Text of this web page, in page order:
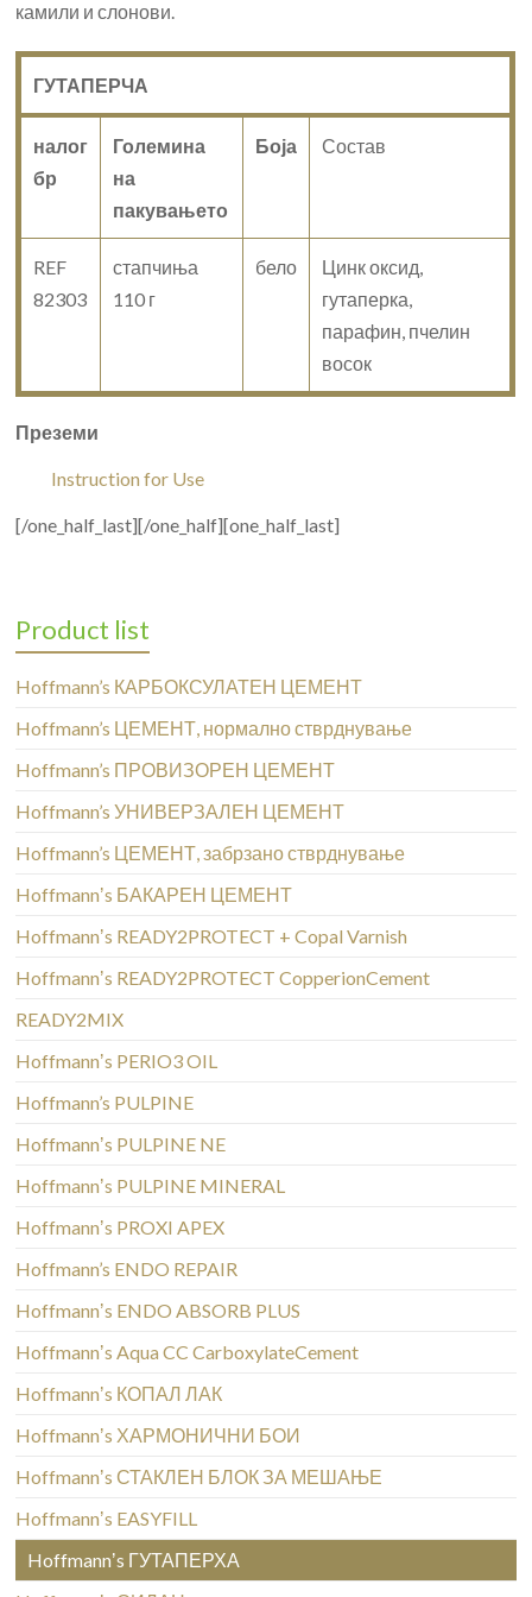
камили и слонови.
ГУТАПЕРЧА
налог
бр
Големина
на
пакувањето
Боја Состав
REF
82303
стапчиња
110 г
бело
Цинк оксид,
гутаперка,
парафин, пчелин
восок
Преземи
Instruction for Use
[/one_half_last][/one_half][one_half_last]
Product list
Hoffmann’s КАРБОКСУЛАТЕН ЦЕМЕНТ
Hoffmann’s ЦЕМЕНТ, нормално стврднување
Hoffmann’s ПРОВИЗОРЕН ЦЕМЕНТ
Hoffmann’s УНИВЕРЗАЛЕН ЦЕМЕНТ
Hoffmann’s ЦЕМЕНТ, забрзано стврднување
Hoffmannʼs БАКАРЕН ЦЕМЕНТ
Hoffmannʼs READY2PROTECT + Copal Varnish
Hoffmannʼs READY2PROTECT CopperionCement
READY2MIX
Hoffmannʼs PERIO3 OIL
Hoffmann’s PULPINE
Hoffmannʼs PULPINE NE
Hoffmannʼs PULPINE MINERAL
Hoffmannʼs PROXI APEX
Hoffmann’s ENDO REPAIR
Hoffmannʼs ENDO ABSORB PLUS
Hoffmannʼs Aqua CC CarboxylateCement
Hoffmannʼs КОПАЛ ЛАК
Hoffmannʼs ХАРМОНИЧНИ БОИ
Hoffmannʼs СТАКЛЕН БЛОК ЗА МЕШАЊЕ
Hoffmannʼs EASYFILL
Hoffmannʼs ГУТАПЕРХА